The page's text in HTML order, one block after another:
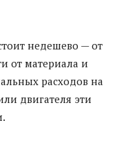
недешево — от
от материала и
расходов на
двигателя эти